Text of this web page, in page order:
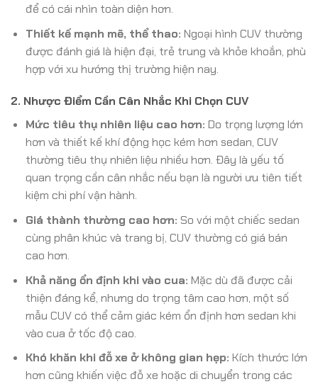
để có cái nhìn toàn diện hơn.
Thiết kế mạnh mẽ, thể thao: Ngoại hình CUV thường
được đánh giá là hiện đại, trẻ trung và khỏe khoắn, phù
hợp với xu hướng thị trường hiện nay.
2. Nhược Điểm Cần Cân Nhắc Khi Chọn CUV
Mức tiêu thụ nhiên liệu cao hơn: Do trọng lượng lớn
hơn và thiết kế khí động học kém hơn sedan, CUV
thường tiêu thụ nhiên liệu nhiều hơn. Đây là yếu tố
quan trọng cần cân nhắc nếu bạn là người ưu tiên tiết
kiệm chi phí vận hành.
Giá thành thường cao hơn: So với một chiếc sedan
cùng phân khúc và trang bị, CUV thường có giá bán
cao hơn.
Khả năng ổn định khi vào cua: Mặc dù đã được cải
thiện đáng kể, nhưng do trọng tâm cao hơn, một số
mẫu CUV có thể cảm giác kém ổn định hơn sedan khi
vào cua ở tốc độ cao.
Khó khăn khi đỗ xe ở không gian hẹp: Kích thước lớn
hơn cũng khiến việc đỗ xe hoặc di chuyển trong các